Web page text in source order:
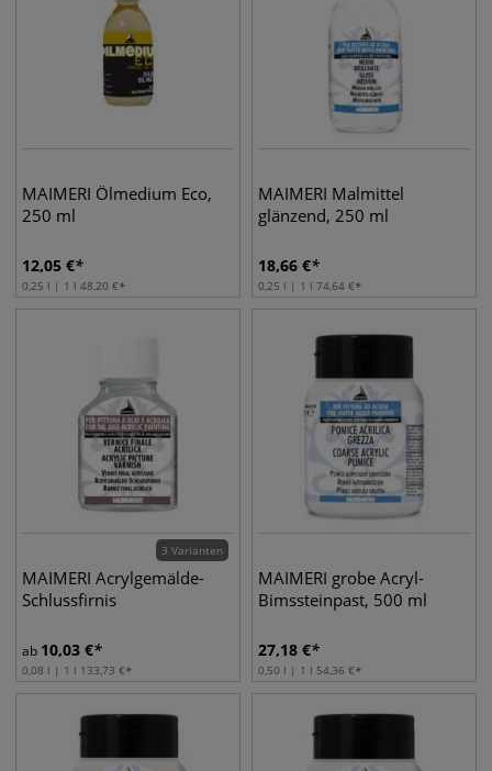
MAIMERI Ölmedium Eco,
250 ml
12,05 €
0,25 l | 1 l 48,20 €
MAIMERI Malmittel
glänzend, 250 ml
18,66 €
0,25 l | 1 l 74,64 €
3 Varianten
MAIMERI Acrylgemälde-
Schlussfirnis
ab 10,03 €
0,08 l | 1 l 133,73 €
MAIMERI grobe Acryl-
Bimssteinpast, 500 ml
27,18 €
0,50 l | 1 l 54,36 €